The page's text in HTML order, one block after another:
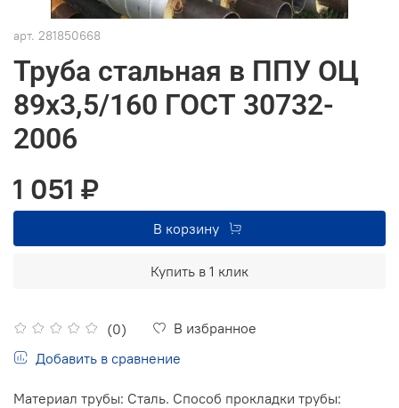
арт. 281850668
Труба стальная в ППУ ОЦ
89х3,5/160 ГОСТ 30732-
2006
(0)
В избранное
Добавить в сравнение
1 051 ₽
В корзину
Купить в 1 клик
Материал трубы: Сталь. Способ прокладки трубы: